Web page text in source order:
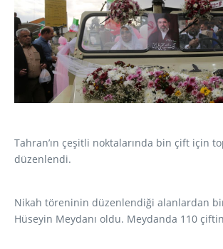
Tahran’ın çeşitli noktalarında bin çift için
düzenlendi.
Nikah töreninin düzenlendiği alanlardan
Hüseyin Meydanı oldu. Meydanda 110 çiftin